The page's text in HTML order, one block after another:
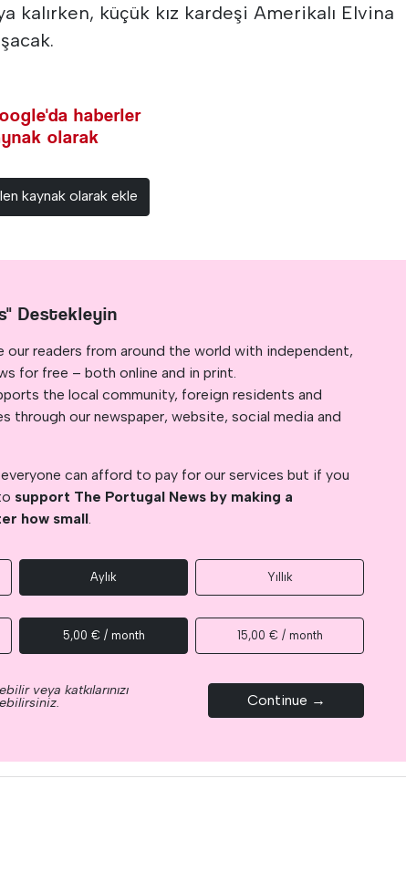
kalırken, küçük kız kardeşi Amerikalı Elvina
haberler
olarak
kaynak olarak ekle
Destekleyin
our readers from around the world with independent,
for free – both online and in print.
the local community, foreign residents and
through our newspaper, website, social media and
can afford to pay for our services but if you
support The Portugal News by making a
how small.
Aylık Yıllık
5,00 € / month 15,00 € / month
veya katkılarınızı
Continue →